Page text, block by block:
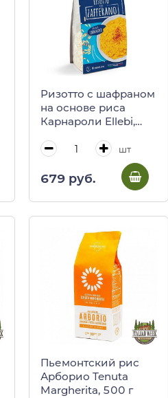
Ризотто с шафраном
на основе риса
Карнароли Ellebi,
шт
679 руб.
Пьемонтский рис
Арборио Tenuta
Margherita, 500 г